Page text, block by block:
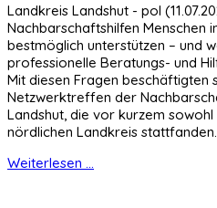
Landkreis Landshut - pol
Nachbarschaftshilfen Menschen
bestmöglich unterstützen – und
professionelle Beratungs- und
Mit diesen Fragen beschäftigten
Netzwerktreffen der
Landshut, die vor kurzem sowohl
nördlichen Landkreis stattfanden.
Weiterlesen ...